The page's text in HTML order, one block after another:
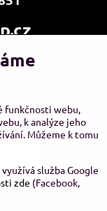
funkčnosti webu,
k analýze jeho
Můžeme k tomu
služba Google
zde (Facebook,